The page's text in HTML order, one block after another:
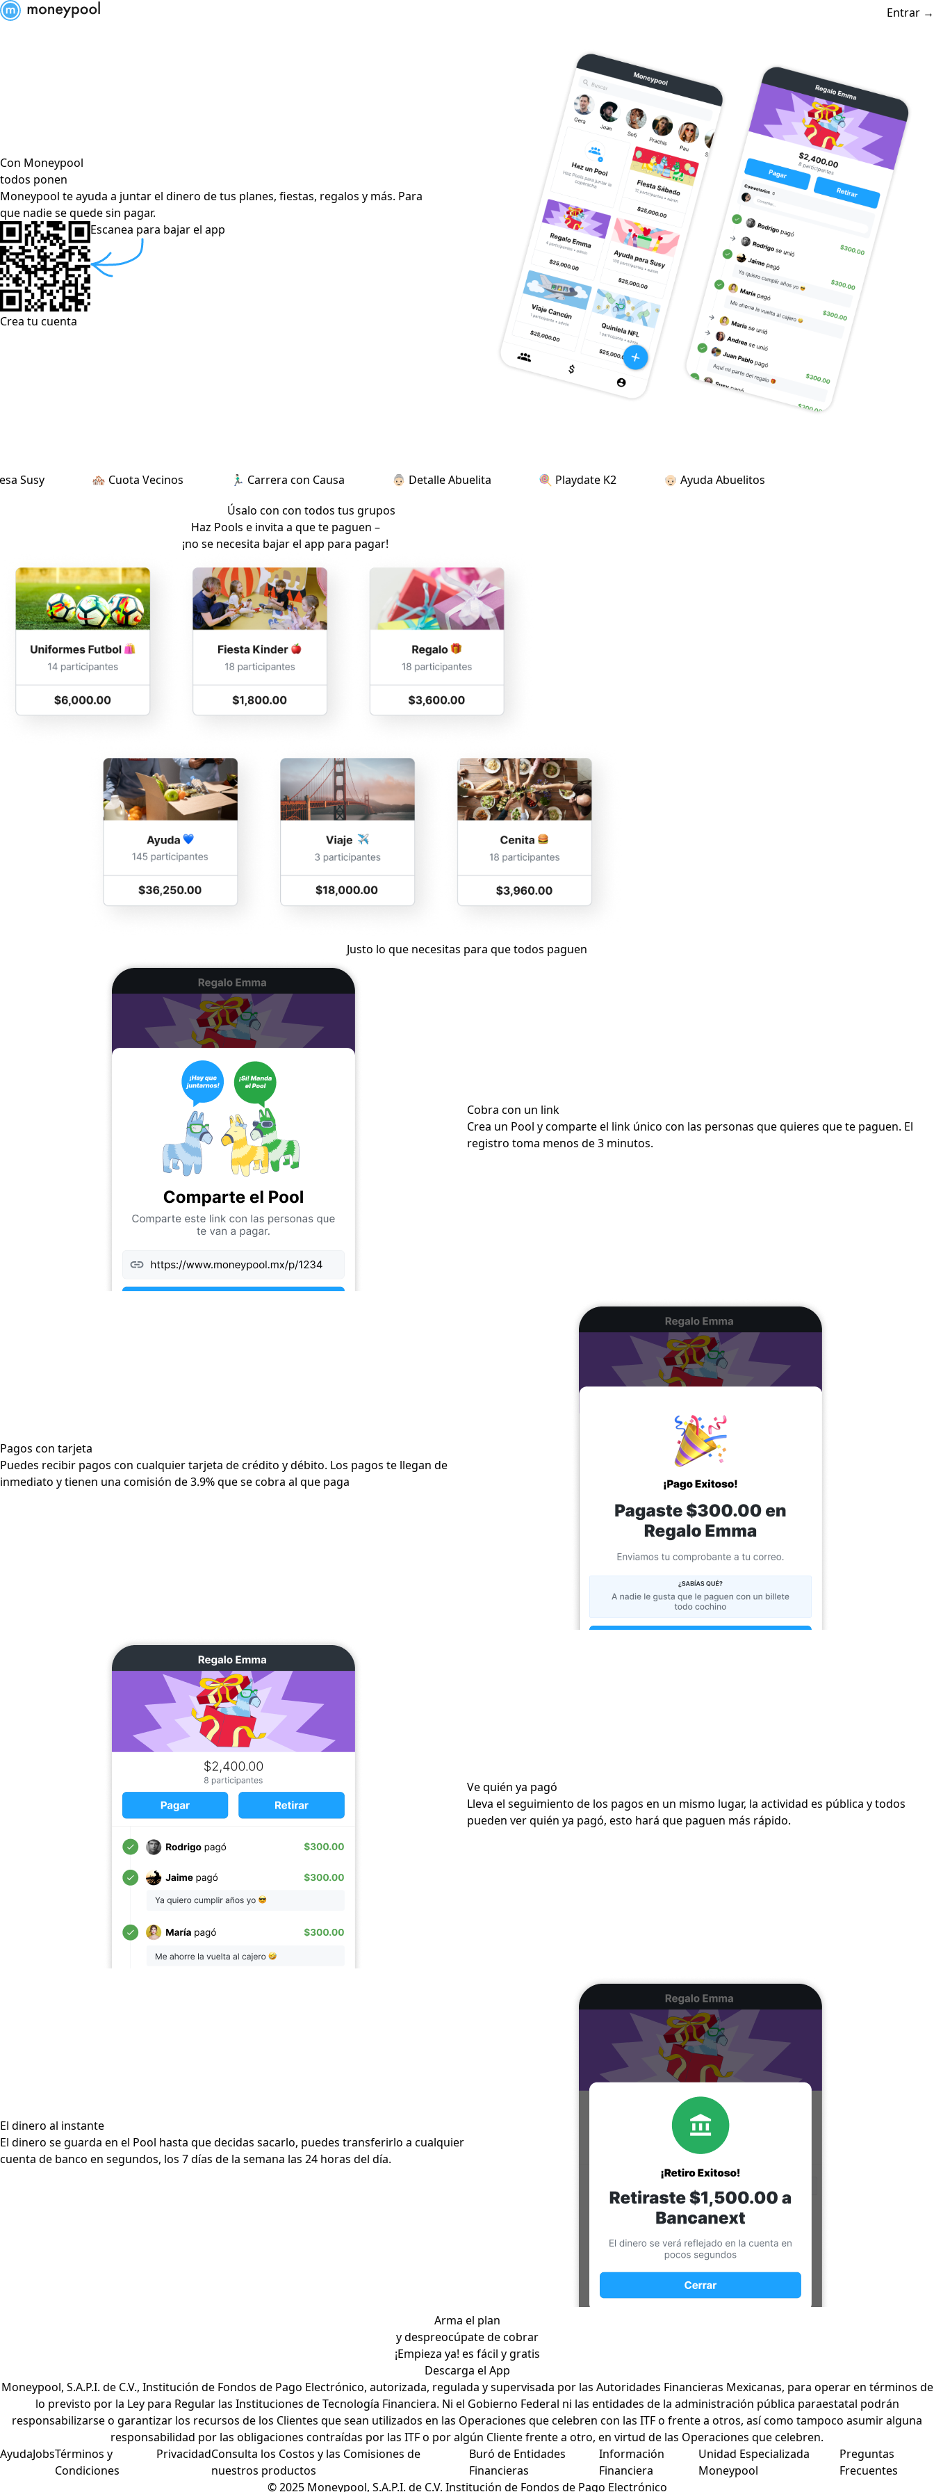
Moneypool Entrar →
Con Moneypool
todos ponen
Moneypool te ayuda a juntar el dinero de tus planes, fiestas, regalos y más. Para
que nadie se quede sin pagar.
Escanea para bajar el app
Crea tu cuenta
🏘️ Cuota Vecinos 🏃🏻‍♂️ Carrera con Causa 👵🏻 Detalle Abuelita 🍭 Playdate K2
👴🏻 Ayuda Abuelitos
Úsalo con con todos tus grupos
Haz Pools e invita a que te paguen –
¡no se necesita bajar el app para pagar!
Justo lo que necesitas para que todos paguen
Cobra con un link
Crea un Pool y comparte el link único con las personas que quieres que te paguen. El
registro toma menos de 3 minutos.
Pagos con tarjeta
Puedes recibir pagos con cualquier tarjeta de crédito y débito. Los pagos te llegan de
inmediato y tienen una comisión de 3.9% que se cobra al que paga
Ve quién ya pagó
Lleva el seguimiento de los pagos en un mismo lugar, la actividad es pública y todos
pueden ver quién ya pagó, esto hará que paguen más rápido.
El dinero al instante
El dinero se guarda en el Pool hasta que decidas sacarlo, puedes transferirlo a cualquier
cuenta de banco en segundos, los 7 días de la semana las 24 horas del día.
Arma el plan
y despreocúpate de cobrar
¡Empieza ya! es fácil y gratis
Descarga el App
Moneypool, S.A.P.I. de C.V., Institución de Fondos de Pago Electrónico, autorizada, regulada y supervisada por las Autoridades Financieras Mexicanas, para operar en términos de
lo previsto por la Ley para Regular las Instituciones de Tecnología Financiera. Ni el Gobierno Federal ni las entidades de la administración pública paraestatal podrán
responsabilizarse o garantizar los recursos de los Clientes que sean utilizados en las Operaciones que celebren con las ITF o frente a otros, así como tampoco asumir alguna
responsabilidad por las obligaciones contraídas por las ITF o por algún Cliente frente a otro, en virtud de las Operaciones que celebren.
AyudaJobsTérminos y
Condiciones
PrivacidadConsulta los Costos y las Comisiones de
nuestros productos
Buró de Entidades
Financieras
Información
Financiera
Unidad Especializada
Moneypool
Preguntas
Frecuentes
© 2025 Moneypool, S.A.P.I. de C.V. Institución de Fondos de Pago Electrónico